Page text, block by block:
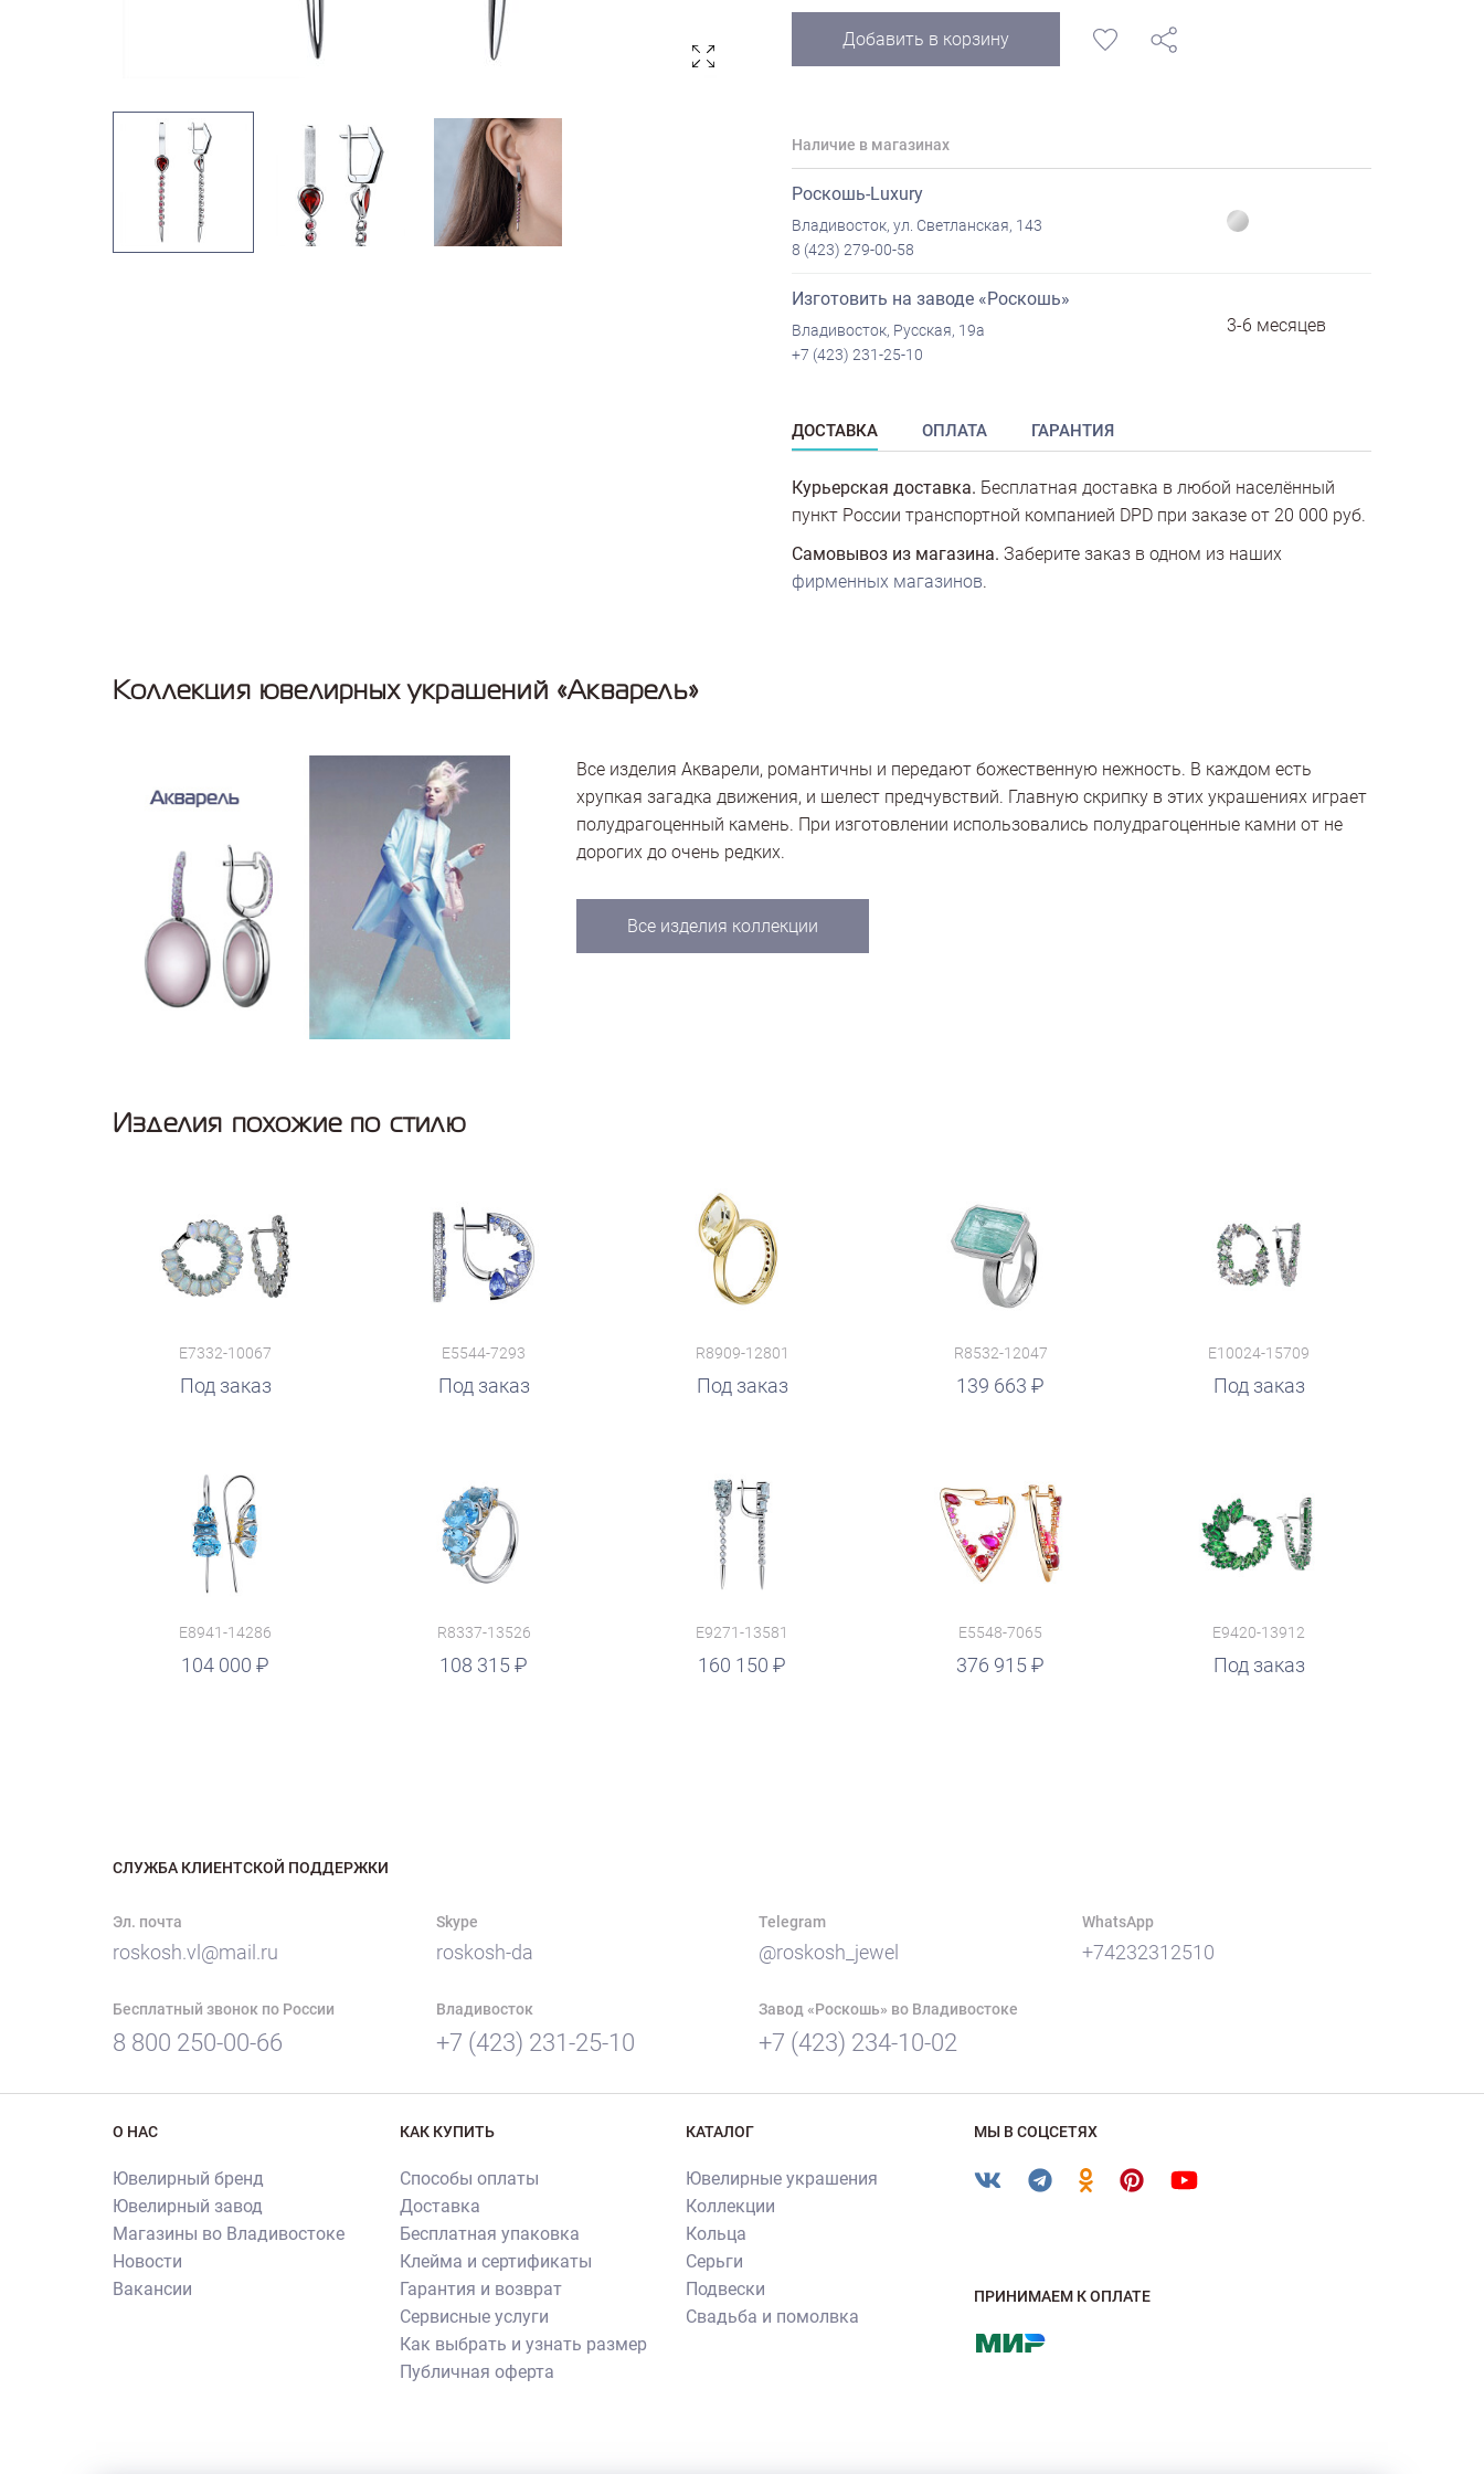
Добавить в корзину
Наличие в магазинах
Роскошь-Luxury
Владивосток, ул. Светланская, 143
8 (423) 279-00-58
Изготовить на заводе «Роскошь»
Владивосток, Русская, 19а
+7 (423) 231-25-10
3-6 месяцев
ДОСТАВКА ОПЛАТА ГАРАНТИЯ
Курьерская доставка. Бесплатная доставка в любой населённый
пункт России транспортной компанией DPD при заказе от 20 000 руб.
Самовывоз из магазина. Заберите заказ в одном из наших
фирменных магазинов.
Коллекция ювелирных украшений «Акварель»
Все изделия Акварели, романтичны и передают божественную нежность. В каждом есть
хрупкая загадка движения, и шелест предчувствий. Главную скрипку в этих украшениях играет
полудрагоценный камень. При изготовлении использовались полудрагоценные камни от не
дорогих до очень редких.
Все изделия коллекции
Изделия похожие по стилю
E7332-10067
Под заказ
E5544-7293
Под заказ
R8909-12801
Под заказ
R8532-12047
139 663
руб.
E10024-15709
Под заказ
E8941-14286
104 000
R8337-13526
108 315
руб.
E9271-13581
160 150
руб.
E5548-7065
376 915
руб.
E9420-13912
Под заказ
СЛУЖБА КЛИЕНТСКОЙ ПОДДЕРЖКИ
Эл. почта
roskosh.vl@mail.ru
Skype
roskosh-da
Telegram
@roskosh_jewel
WhatsApp
+74232312510
Бесплатный звонок по России
8 800 250-00-66
Владивосток
+7 (423) 231-25-10
Завод «Роскошь» во Владивостоке
+7 (423) 234-10-02
О НАС
Ювелирный бренд
Ювелирный завод
Магазины во Владивостоке
Новости
Вакансии
КАК КУПИТЬ
Способы оплаты
Доставка
Бесплатная упаковка
Клейма и сертификаты
Гарантия и возврат
Сервисные услуги
Как выбрать и узнать размер
Публичная оферта
КАТАЛОГ
Ювелирные украшения
Коллекции
Кольца
Серьги
Подвески
Свадьба и помолвка
МЫ В СОЦСЕТЯХ
ПРИНИМАЕМ К ОПЛАТЕ